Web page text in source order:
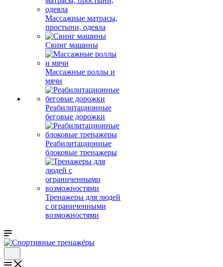
Массажные матрасы,
простыни, одеяла
Свинг машины
Массажные роллы и
мячи
Реабилитационные
беговые дорожки
Реабилитационные
блоковые тренажеры
Тренажеры для людей
с ограниченными
возможностями